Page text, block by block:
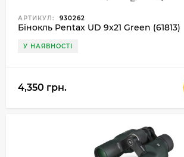
АРТИКУЛ: 930262
Бінокль Pentax UD 9x21 Green (61813)
У НАЯВНОСТІ
4,350 грн.